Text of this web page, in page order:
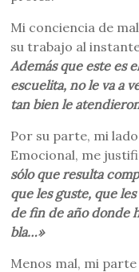
Mi conciencia de
su trabajo al
Además que este es
escuelita, no le va a
tan bien le
Por su parte, mi
Emocional, me
sólo que resulta
que les guste, que
de fin de año donde
bla…»
Menos mal, mi